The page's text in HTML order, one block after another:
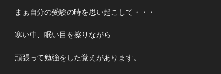
まぁ自分の受験の時を思い起こして・・・
寒い中、眠い目を擦りながら
頑張って勉強をした覚えがあります。